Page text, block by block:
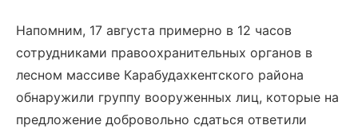
Напомним, 17 августа примерно в 12 часов
сотрудниками правоохранительных органов в
лесном массиве Карабудахкентского района
обнаружили группу вооруженных лиц, которые на
предложение добровольно сдаться ответили